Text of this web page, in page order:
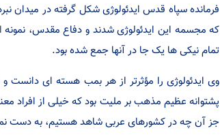
فرمانده سپاه قدس ایدئولوژی شکل گرفته در میدان
که مجسمه این ایدئولوژی شدند و دفاع مقدس، نمونه
تمام نیکی ها یک جا در آنها جمع شده بود.
وی ایدئولوژی را مؤثرتر از هر بمب هسته ای دانست
پشتوانه عظیم مذهب بر ملیت بود که خیلی از افراد
جز آن چه در کشورهای عربی شاهد هستیم، به دست